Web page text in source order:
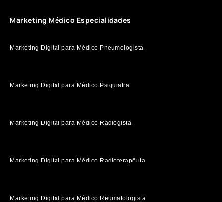
Marketing Médico Especialidades
Marketing Digital para Médico Pneumologista
Marketing Digital para Médico Psiquiatra
Marketing Digital para Médico Radiogista
Marketing Digital para Médico Radioterapêuta
Marketing Digital para Médico Reumatologista